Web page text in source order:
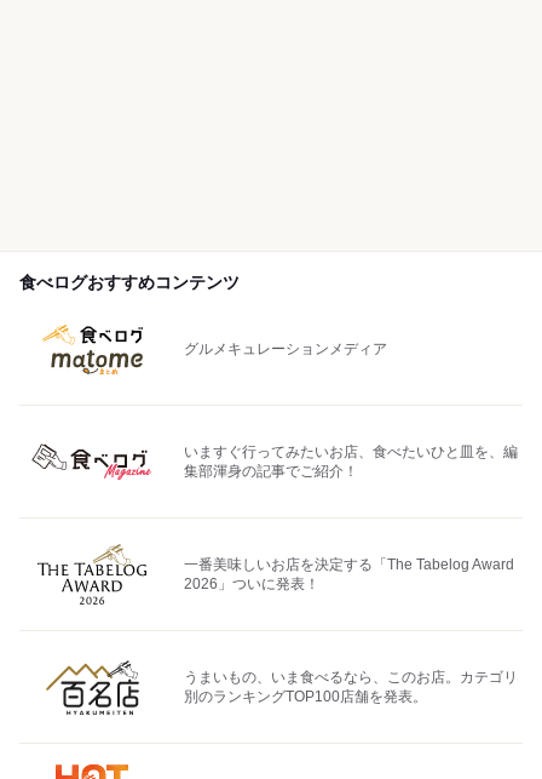
食べログおすすめコンテンツ
グルメキュレーションメディア
いますぐ行ってみたいお店、食べたいひと皿を、編
集部渾身の記事でご紹介！
一番美味しいお店を決定する「The Tabelog Award
2026」ついに発表！
うまいもの、いま食べるなら、このお店。カテゴリ
別のランキングTOP100店舗を発表。